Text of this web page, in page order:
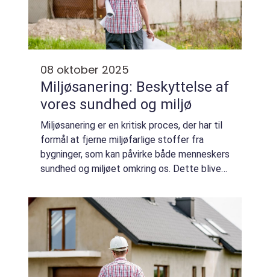
08 oktober 2025
Miljøsanering: Beskyttelse af
vores sundhed og miljø
Miljøsanering er en kritisk proces, der har til
formål at fjerne miljøfarlige stoffer fra
bygninger, som kan påvirke både menneskers
sundhed og miljøet omkring os. Dette bliver